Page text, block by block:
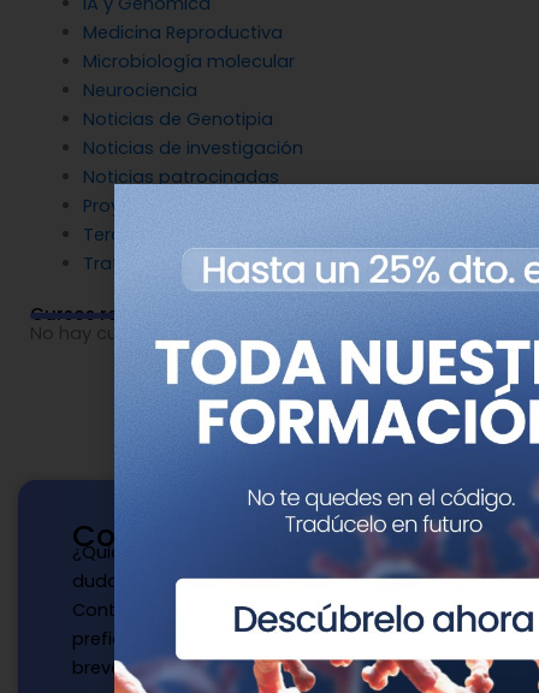
Medicina Reproductiva
Microbiología molecular
Neurociencia
Noticias de Genotipia
Noticias de investigación
Noticias patrocinadas
Proyectos
Terapia Génica
Tratamientos
Cursos relacionados
No hay cursos relacionados o imágenes disponibles.
Contacto
¿Quieres publicar con nosotros? ¿Tienes
dudas?
Contacta con nosotros de la manera que
prefieras y te responderemos a la mayor
brevedad.